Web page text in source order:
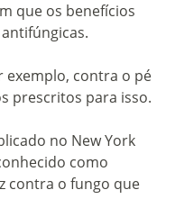
que os benefícios
exemplo, contra o pé
prescritos para isso.
no New York
como
contra o fungo que